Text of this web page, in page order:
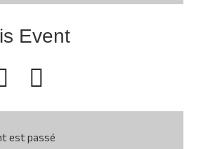
Event
est passé